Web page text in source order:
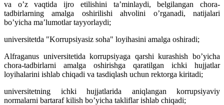
va oʼz vaqtida ijro etilishini taʼminlaydi, belgilangan chora-
tadbirlarning amalga oshirilishi ahvolini oʼrganadi, natijalari
boʼyicha maʼlumotlar tayyorlaydi;
universitetda "Korrupsiyasiz soha" loyihasini amalga oshiradi;
Аlfraganus universitetida korrupsiyaga qarshi kurashish boʼyicha
chora-tadbirlarni amalga oshirishga qaratilgan ichki hujjatlar
loyihalarini ishlab chiqadi va tasdiqlash uchun rektorga kiritadi;
universitetning ichki hujjatlarida aniqlangan korrupsiyaviy
normalarni bartaraf kilish boʼyicha takliflar ishlab chiqadi;